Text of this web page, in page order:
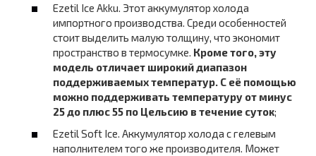
Ezetil Ice Akku. Этот аккумулятор холода
импортного производства. Среди особенностей
стоит выделить малую толщину, что экономит
пространство в термосумке. Кроме того, эту
модель отличает широкий диапазон
поддерживаемых температур. С её помощью
можно поддерживать температуру от минус
25 до плюс 55 по Цельсию в течение суток;
Ezetil Soft Ice. Аккумулятор холода с гелевым
наполнителем того же производителя. Может